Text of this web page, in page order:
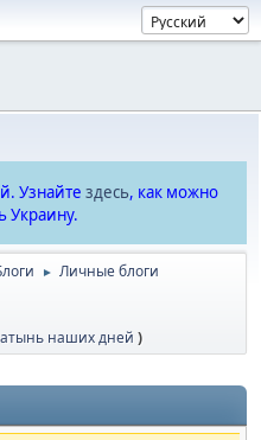
Узнайте здесь, как можно
Украину.
► Личные блоги
наших дней )